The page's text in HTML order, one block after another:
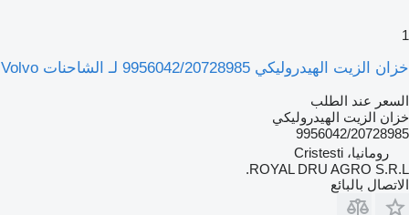
1
خزان الزيت الهيدروليكي 9956042/20728985 لـ الشاحنات Volvo
السعر عند الطلب
خزان الزيت الهيدروليكي
9956042/20728985
رومانيا، Cristesti
ROYAL DRU AGRO S.R.L.
الاتصال بالبائع